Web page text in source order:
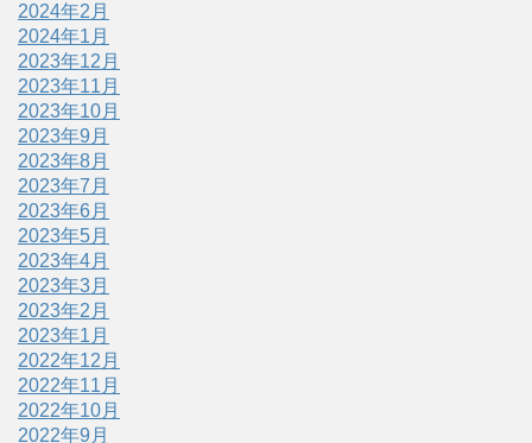
2024年2月
2024年1月
2023年12月
2023年11月
2023年10月
2023年9月
2023年8月
2023年7月
2023年6月
2023年5月
2023年4月
2023年3月
2023年2月
2023年1月
2022年12月
2022年11月
2022年10月
2022年9月